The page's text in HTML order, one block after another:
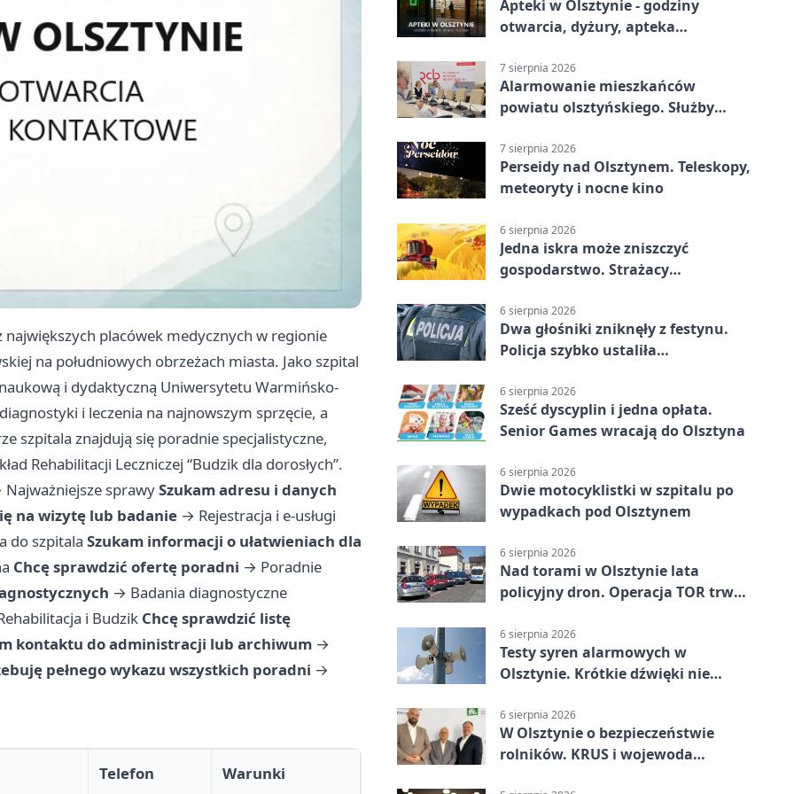
placówek medycznych w regionie
na południowych obrzeżach miasta. Jako szpital
i dydaktyczną Uniwersytetu Warmińsko-
i leczenia na najnowszym sprzęcie, a
szpitala znajdują się poradnie specjalistyczne,
Rehabilitacji Leczniczej “Budzik dla dorosłych”.
Najważniejsze sprawySzukam adresu i danych
na wizytę lub badanie → Rejestracja i e-usługi
do szpitala Szukam informacji o ułatwieniach dla
Chcę sprawdzić ofertę poradni → Poradnie
→ Badania diagnostyczne
i Budzik Chcę sprawdzić listę
kontaktu do administracji lub archiwum →
pełnego wykazu wszystkich poradni →
Telefon Warunki
Apteki w Olsztynie - godziny
otwarcia, dyżury, apteka
7 sierpnia 2026
Alarmowanie mieszkańców
powiatu olsztyńskiego. Służby
7 sierpnia 2026
Perseidy nad Olsztynem. Teleskopy,
meteoryty i nocne kino
6 sierpnia 2026
Jedna iskra może zniszczyć
gospodarstwo. Strażacy
6 sierpnia 2026
Dwa głośniki zniknęły z festynu.
Policja szybko ustaliła
6 sierpnia 2026
Sześć dyscyplin i jedna opłata.
Senior Games wracają do Olsztyna
6 sierpnia 2026
Dwie motocyklistki w szpitalu po
wypadkach pod Olsztynem
6 sierpnia 2026
Nad torami w Olsztynie lata
policyjny dron. Operacja TOR trwa
6 sierpnia 2026
Testy syren alarmowych w
Olsztynie. Krótkie dźwięki nie
6 sierpnia 2026
W Olsztynie o bezpieczeństwie
rolników. KRUS i wojewoda